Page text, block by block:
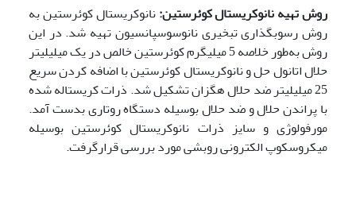
روش تهیه نانوکریستال کوئرستین:نانوکریستال کوئرستین به
روش رسوب­گذاری تبخیری نانوسوسپانسیون تهیه شد. در این
روش به‌طور خلاصه 5 میلی­گرم کوئرستین خالص در یک میلی­لیتر
حلال اتانول حل و نانوکریستال کوئرستین با اضافه کردن سریع
25 میلی­لیتر ضد حلال هگزان تشکیل شد. ذرات کریستاله شده
با پراندن حلال و ضد حلال بوسیله دستگاه روتاری بدست آمد.
مورفولوژی و سایز ذرات نانوکریستال کوئرستین بوسیله
میکروسکوپ الکترونی روبشی مورد بررسی قرارگرفت.